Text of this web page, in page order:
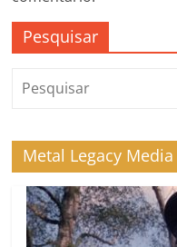
Pesquisar
Metal Legacy Media